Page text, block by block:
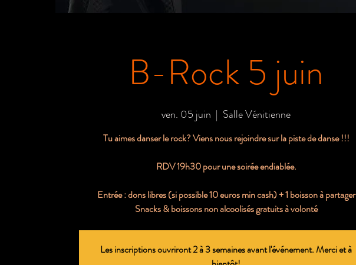
B-Rock 5 juin
ven. 05 juin
  |
Salle Vénitienne
Tu aimes danser le rock? Viens nous rejoindre sur la piste de danse !!!
RDV 19h30 pour une soirée endiablée.
Entrée : dons libres (si possible 10 euros min cash) + 1 boisson à partager
Snacks & boissons non alcoolisés gratuits à volonté
Les inscriptions ouvriront 2 à 3 semaines avant l'événement. Merci et à